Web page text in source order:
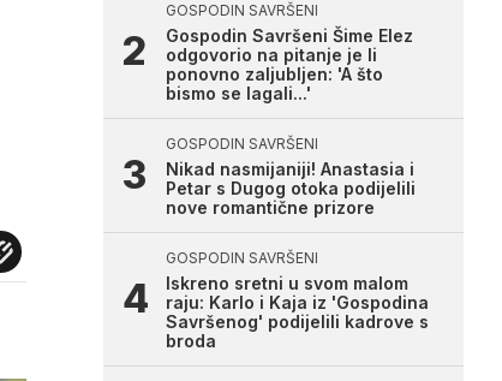
GOSPODIN SAVRŠENI
Gospodin Savršeni Šime Elez
odgovorio na pitanje je li
ponovno zaljubljen: 'A što
bismo se lagali...'
GOSPODIN SAVRŠENI
Nikad nasmijaniji! Anastasia i
Petar s Dugog otoka podijelili
nove romantične prizore
GOSPODIN SAVRŠENI
Iskreno sretni u svom malom
raju: Karlo i Kaja iz 'Gospodina
Savršenog' podijelili kadrove s
broda